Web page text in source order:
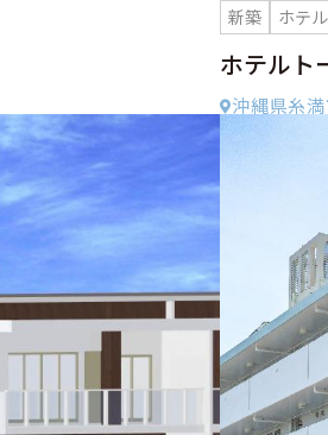
新築 ホテル
ホテルト
沖縄県糸